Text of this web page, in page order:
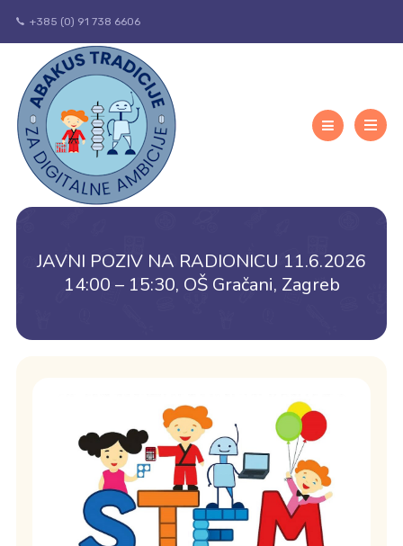
+385 (0) 91 738 6606
JAVNI POZIV NA RADIONICU 11.6.2026
14:00 – 15:30, OŠ Gračani, Zagreb